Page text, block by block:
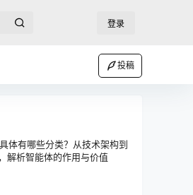
登录
投稿
体有哪些分类？从技术架构到
解析智能体的作用与价值